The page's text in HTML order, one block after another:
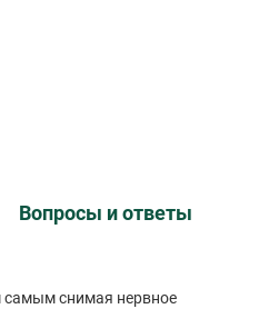
Вопросы и ответы
самым снимая нервное